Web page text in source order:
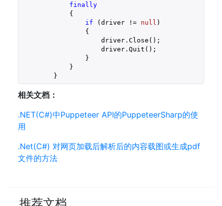
finally
            {
if (driver != null )
                {
                    driver.Close();
                    driver.Quit();
                }
            }
        }
相关文档：
.NET(C#)中Puppeteer API的PuppeteerSharp的使
用
.Net(C#) 对网页加载后解析后的内容载图或生成pdf
文件的方法